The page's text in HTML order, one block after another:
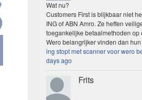
Wat nu?
Customers First is blijkbaar niet
ING of ABN Amro. Ze heffen
toegankelijke betaalmethoden op
Wero belangrijker vinden dan
ing stopt met scanner voor wero
days ago
Frits